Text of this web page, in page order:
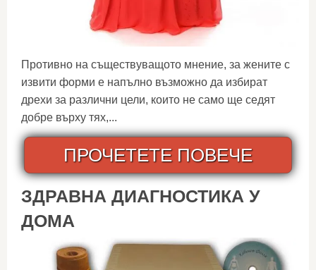
Противно на съществуващото мнение, за жените с
извити форми е напълно възможно да избират
дрехи за различни цели, които не само ще седят
добре върху тях,...
ПРОЧЕТЕТЕ ПОВЕЧЕ
ЗДРАВНА ДИАГНОСТИКА У
ДОМА